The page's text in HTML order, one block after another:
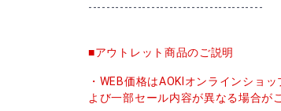
---------------------------------------
■アウトレット商品のご説明
・WEB価格はAOKIオンラインショ
よび一部セール内容が異なる場合が